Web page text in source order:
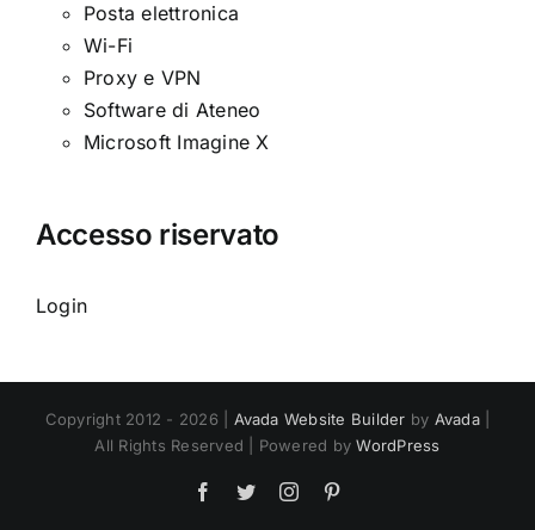
Posta elettronica
Wi-Fi
Proxy e VPN
Software di Ateneo
Microsoft Imagine X
Accesso riservato
Login
Copyright 2012 - 2026 | Avada Website Builder by Avada|
All Rights Reserved | Powered byWordPress
Facebook
TwitterInstagram